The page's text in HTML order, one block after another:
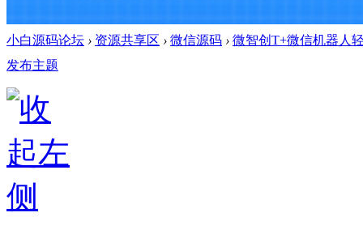
小白源码论坛 › 资源共享区 › 微信源码 › 微智创T+微信机器人
发布主题